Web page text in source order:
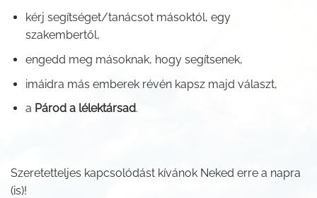
kérj segítséget/tanácsot másoktól, egy
szakembertől,
engedd meg másoknak, hogy segítsenek,
imáidra más emberek révén kapsz majd választ,
a Párod a lélektársad.
Szeretetteljes kapcsolódást kívánok Neked erre a napra
(is)!